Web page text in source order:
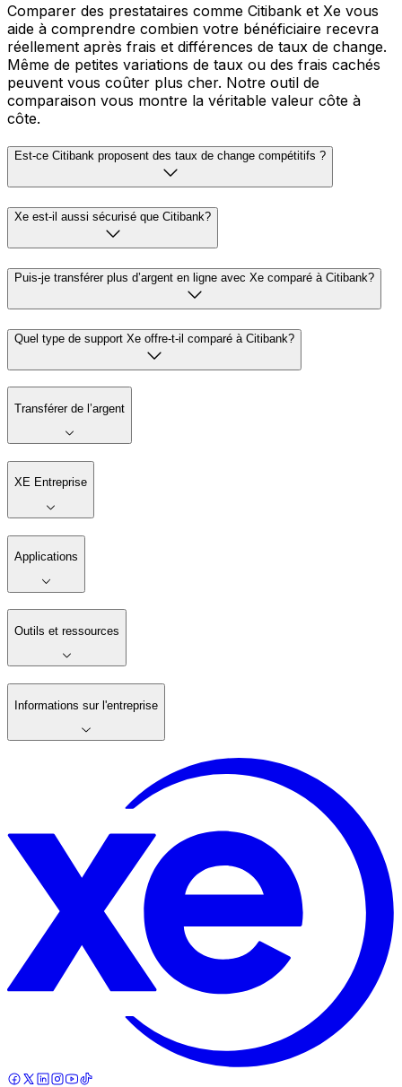
Comparer des prestataires comme Citibank et Xe vous
aide à comprendre combien votre bénéficiaire recevra
réellement après frais et différences de taux de change.
Même de petites variations de taux ou des frais cachés
peuvent vous coûter plus cher. Notre outil de
comparaison vous montre la véritable valeur côte à
côte.
Est-ce Citibank proposent des taux de change compétitifs ?
Xe est-il aussi sécurisé que Citibank?
Puis-je transférer plus d’argent en ligne avec Xe comparé à Citibank?
Quel type de support Xe offre-t-il comparé à Citibank?
Transférer de l’argent
XE Entreprise
Applications
Outils et ressources
Informations sur l'entreprise